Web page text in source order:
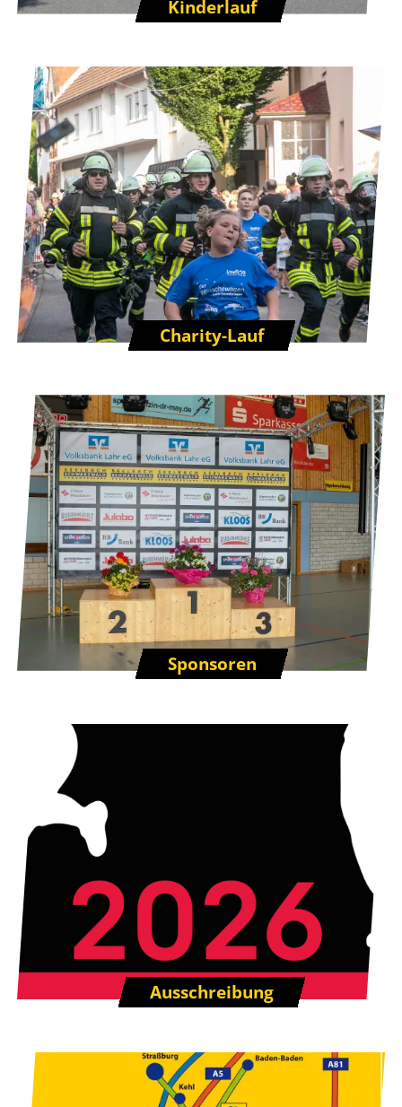
Kinderlauf
Charity-Lauf
Sponsoren
Ausschreibung